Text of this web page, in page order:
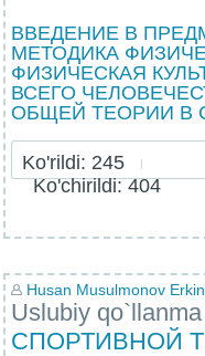
ВВЕДЕНИЕ В
МЕТОДИКА
ФИЗИЧЕСКАЯ
ВСЕГО
ОБЩЕЙ ТЕОРИИ В
Ko'rildi: 245
Ko'chirildi: 404
Husan Musulmonov
Uslubiy qo`llanma
СПОРТИВНОЙ